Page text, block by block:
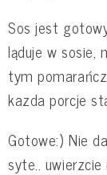
Sos jest
ląduje w sosie,
tym
kazda porcje
Gotowe:) Nie
syte.. uwierzcie